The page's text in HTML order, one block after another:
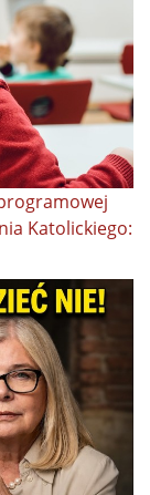
Katolickiego: